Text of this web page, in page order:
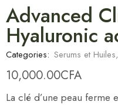
Advanced
Hyaluronic
Categories: Serums et Huiles,
10,000.00CFA
La clé d’une peau ferme